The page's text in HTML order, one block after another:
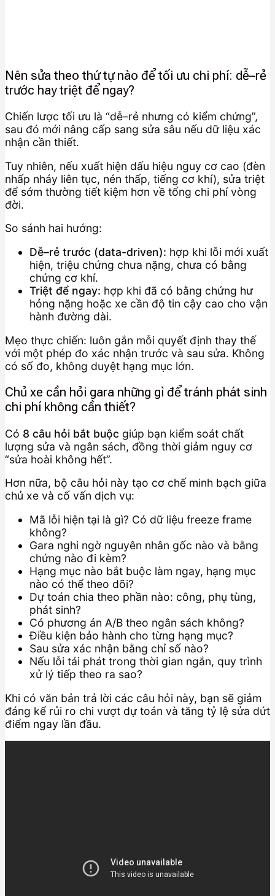
Nên sửa theo thứ tự nào để tối ưu chi phí: dễ–rẻ
trước hay triệt để ngay?
Chiến lược tối ưu là “dễ–rẻ nhưng có kiểm chứng”,
sau đó mới nâng cấp sang sửa sâu nếu dữ liệu xác
nhận cần thiết.
Tuy nhiên, nếu xuất hiện dấu hiệu nguy cơ cao (đèn
nhấp nháy liên tục, nén thấp, tiếng cơ khí), sửa triệt
để sớm thường tiết kiệm hơn về tổng chi phí vòng
đời.
So sánh hai hướng:
Dễ–rẻ trước (data-driven): hợp khi lỗi mới xuất
hiện, triệu chứng chưa nặng, chưa có bằng
chứng cơ khí.
Triệt để ngay: hợp khi đã có bằng chứng hư
hỏng nặng hoặc xe cần độ tin cậy cao cho vận
hành đường dài.
Mẹo thực chiến: luôn gắn mỗi quyết định thay thế
với một phép đo xác nhận trước và sau sửa. Không
có số đo, không duyệt hạng mục lớn.
Chủ xe cần hỏi gara những gì để tránh phát sinh
chi phí không cần thiết?
Có 8 câu hỏi bắt buộc giúp bạn kiểm soát chất
lượng sửa và ngân sách, đồng thời giảm nguy cơ
“sửa hoài không hết”.
Hơn nữa, bộ câu hỏi này tạo cơ chế minh bạch giữa
chủ xe và cố vấn dịch vụ:
Mã lỗi hiện tại là gì? Có dữ liệu freeze frame
không?
Gara nghi ngờ nguyên nhân gốc nào và bằng
chứng nào đi kèm?
Hạng mục nào bắt buộc làm ngay, hạng mục
nào có thể theo dõi?
Dự toán chia theo phần nào: công, phụ tùng,
phát sinh?
Có phương án A/B theo ngân sách không?
Điều kiện bảo hành cho từng hạng mục?
Sau sửa xác nhận bằng chỉ số nào?
Nếu lỗi tái phát trong thời gian ngắn, quy trình
xử lý tiếp theo ra sao?
Khi có văn bản trả lời các câu hỏi này, bạn sẽ giảm
đáng kể rủi ro chi vượt dự toán và tăng tỷ lệ sửa dứt
điểm ngay lần đầu.